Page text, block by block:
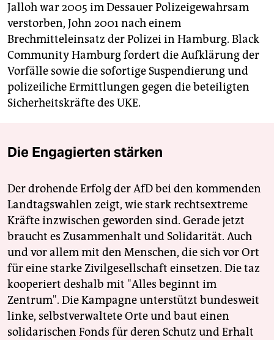
Jalloh war 2005 im Dessauer Polizeigewahrsam
verstorben, John 2001 nach einem
Brechmitteleinsatz der Polizei in Hamburg. Black
Community Hamburg fordert die Aufklärung der
Vorfälle sowie die sofortige Suspendierung und
polizeiliche Ermittlungen gegen die beteiligten
Sicherheitskräfte des UKE.
Die Engagierten stärken
Der drohende Erfolg der AfD bei den kommenden
Landtagswahlen zeigt, wie stark rechtsextreme
Kräfte inzwischen geworden sind. Gerade jetzt
braucht es Zusammenhalt und Solidarität. Auch
und vor allem mit den Menschen, die sich vor Ort
für eine starke Zivilgesellschaft einsetzen. Die taz
kooperiert deshalb mit "Alles beginnt im
Zentrum". Die Kampagne unterstützt bundesweit
linke, selbstverwaltete Orte und baut einen
solidarischen Fonds für deren Schutz und Erhalt